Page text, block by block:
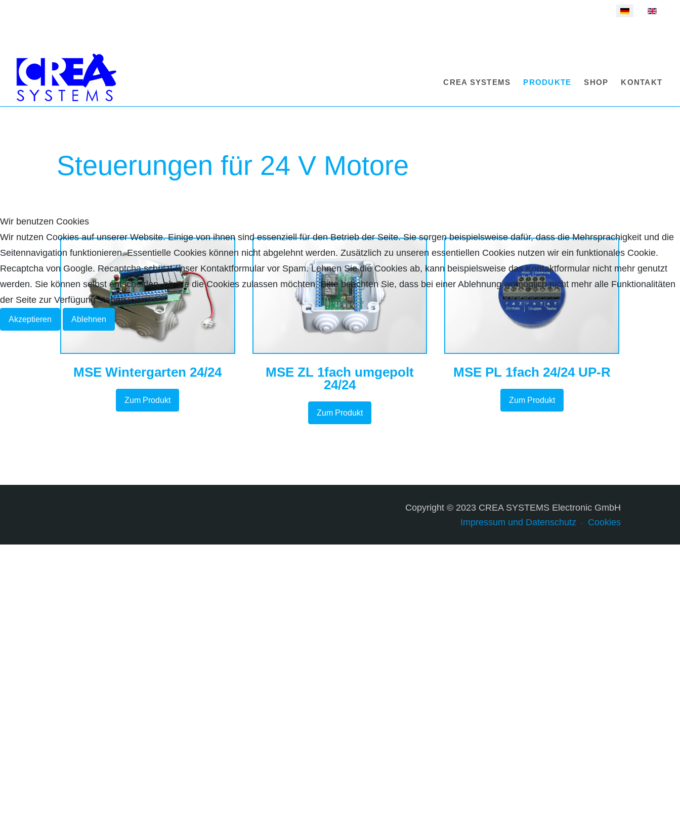
Sprache auswählen
CREA SYSTEMS PRODUKTE SHOP KONTAKT
Steuerungen für 24 V Motore
MSE Wintergarten 24/24
Zum Produkt
MSE ZL 1fach umgepolt
24/24
Zum Produkt
MSE PL 1fach 24/24 UP-R
Zum Produkt
Copyright © 2023 CREA SYSTEMS Electronic GmbH
Impressum und Datenschutz
Cookies
Wir benutzen Cookies
Wir nutzen Cookies auf unserer Website. Einige von ihnen sind essenziell für den Betrieb der Seite. Sie sorgen beispielsweise dafür, dass die Mehrsprachigkeit und die
Seitennavigation funktionieren. Essentielle Cookies können nicht abgelehnt werden. Zusätzlich zu unseren essentiellen Cookies nutzen wir ein funktionales Cookie.
Recaptcha von Google. Recaptcha schützt unser Kontaktformular vor Spam. Lehnen Sie die Cookies ab, kann beispielsweise das Kontaktformular nicht mehr genutzt
werden. Sie können selbst entscheiden, ob Sie die Cookies zulassen möchten. Bitte beachten Sie, dass bei einer Ablehnung womöglich nicht mehr alle Funktionalitäten
der Seite zur Verfügung stehen.
Akzeptieren Ablehnen